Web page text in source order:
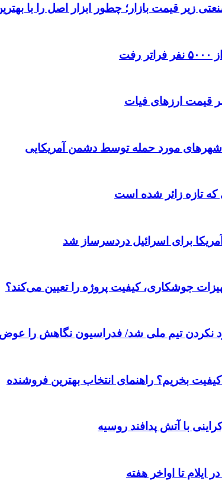
زیر قیمت بازار؛ چطور ابزار اصل را با
بر قیمت ارزهای فیات
مورد حمله توسط دشمن آمریکایی
که تازه زائر شده است
برای اسرائیل دردسرساز شد
جوشکاری، کیفیت پروژه را تعیین می‌کند؟
نکردن تیم ملی شد/ فدراسیون نگاهش را عوض
بخریم؟ راهنمای انتخاب بهترین فروشنده